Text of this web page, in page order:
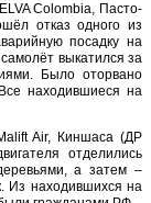
Colombia, Пасто-
отказ одного из
посадку на
выкатился за
Было оторвано
находившиеся на
Air, Киншаса (ДР
отделились
а затем –
Из находившихся на